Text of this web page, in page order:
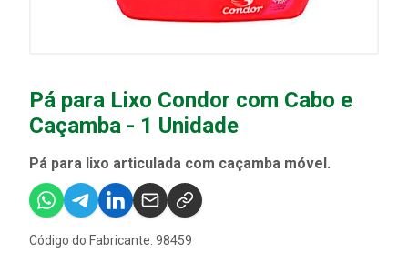
Pá para Lixo Condor com Cabo e
Caçamba - 1 Unidade
Pá para lixo articulada com caçamba móvel.
Código do Fabricante: 98459